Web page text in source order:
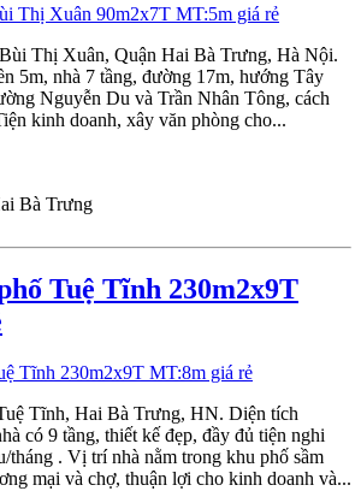
Thị Xuân, Quận Hai Bà Trưng, Hà Nội.
5m, nhà 7 tầng, đường 17m, hướng Tây
Nguyễn Du và Trần Nhân Tông, cách
kinh doanh, xây văn phòng cho...
Bà Trưng
Tuệ Tĩnh 230m2x9T
Tĩnh, Hai Bà Trưng, HN. Diện tích
có 9 tầng, thiết kế đẹp, đầy đủ tiện nghi
tháng . Vị trí nhà nằm trong khu phố sầm
mại và chợ, thuận lợi cho kinh doanh và...